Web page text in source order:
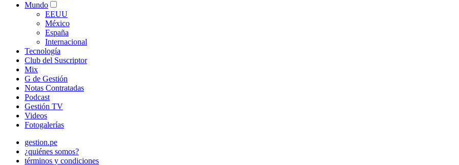
Mundo
EEUU
México
España
Internacional
Tecnología
Club del Suscriptor
Mix
G de Gestión
Notas Contratadas
Podcast
Gestión TV
Videos
Fotogalerías
gestion.pe
¿quiénes somos?
términos y condiciones